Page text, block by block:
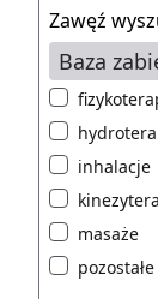
Zawęź
Baza
inhalacje
masaże
pozostałe